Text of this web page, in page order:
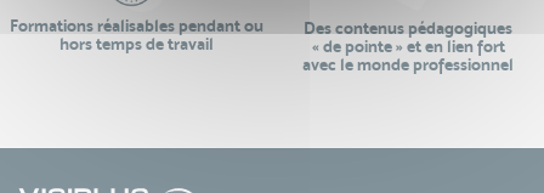
Formations réalisables pendant ou
hors temps de travail
Des contenus pédagogiques
« de pointe » et en lien fort
avec le monde professionnel